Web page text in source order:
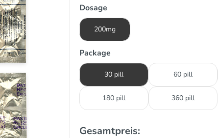
Dosage
200mg
Package
30 pill 60 pill
180 pill 360 pill
Gesamtpreis: